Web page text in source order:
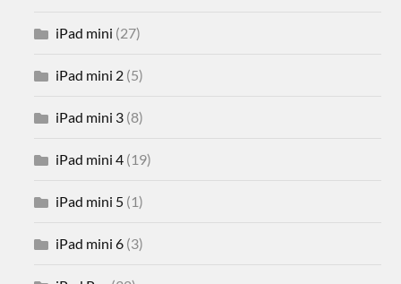
iPad mini (27)
iPad mini 2 (5)
iPad mini 3 (8)
iPad mini 4 (19)
iPad mini 5 (1)
iPad mini 6 (3)